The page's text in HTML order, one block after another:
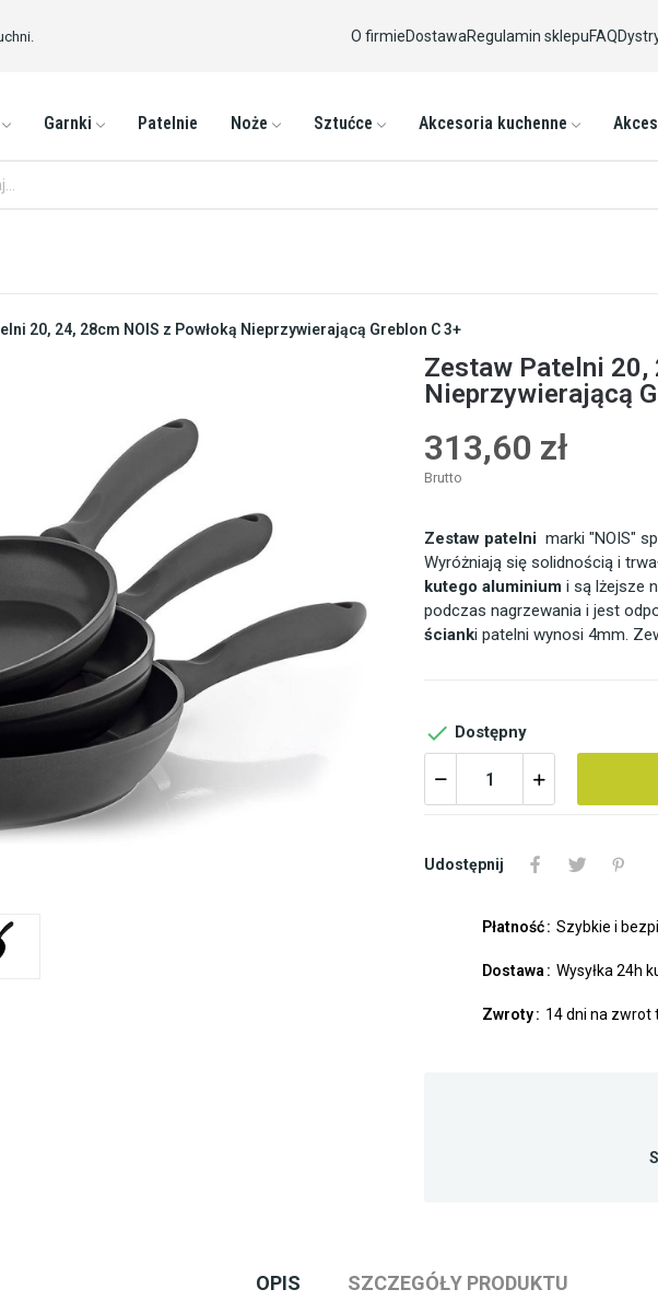
O firmieDostawaRegulamin sklepuFAQ
Garnki Patelnie Noże Sztućce Akcesoria kuchenne
20, 24, 28cm NOIS z Powłoką Nieprzywierającą Greblon C 3+
Zestaw Patelni 20,
Nieprzywierającą
313,60 zł
Brutto
Zestaw patelni marki "NOIS"
Wyróżniają się solidnością i
kutego aluminium i są lżejsze
podczas nagrzewania i jest
ścianki patelni wynosi 4mm.
 Dostępny
Udostępnij
Płatność Szybkie i
Dostawa Wysyłka 24h
Zwroty 14 dni na zwrot
OPIS SZCZEGÓŁY PRODUKTU